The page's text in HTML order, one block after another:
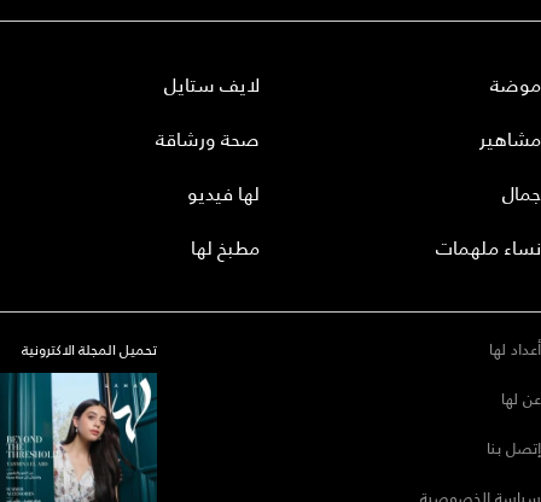
موضة
مشاهير
جمال
نساء ملهمات
لايف ستايل
صحة ورشاقة
لها فيديو
مطبخ لها
أعداد لها
عن لها
إتصل بنا
تحميل المجلة الاكترونية